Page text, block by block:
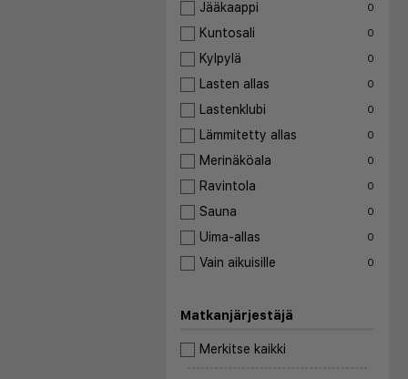
Jääkaappi 0
Kuntosali 0
Kylpylä 0
Lasten allas 0
Lastenklubi 0
Lämmitetty allas 0
Merinäköala 0
Ravintola 0
Sauna 0
Uima-allas 0
Vain aikuisille 0
Matkanjärjestäjä
Merkitse kaikki